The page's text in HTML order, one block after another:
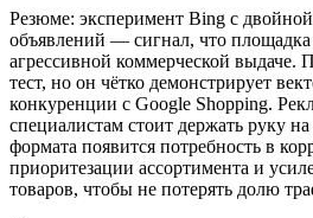
Резюме: эксперимент Bing с
объявлений — сигнал, что площадка
агрессивной коммерческой выдаче.
тест, но он чётко демонстрирует
конкуренции с Google Shopping.
специалистам стоит держать руку
формата появится потребность в
приоритезации ассортимента и
товаров, чтобы не потерять долю